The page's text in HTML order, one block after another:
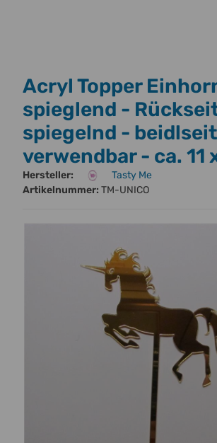
Acryl Topper
spieglend -
spiegelnd -
verwendbar - ca. 11
Hersteller:
Tasty Me
Artikelnummer: TM-UNICO